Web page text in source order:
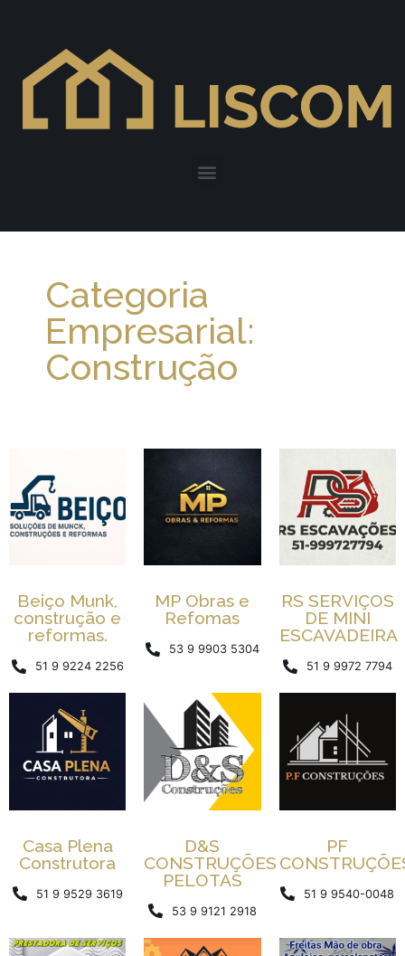
Categoria
Empresarial:
Construção
Beiço Munk,
construção e
reformas.
51 9 9224 2256
MP Obras e
Refomas
53 9 9903 5304
RS SERVIÇOS
DE MINI
ESCAVADEIRA
51 9 9972 7794
Casa Plena
Construtora
51 9 9529 3619
D&S
CONSTRUÇÕES
PELOTAS
53 9 9121 2918
PF
51 9 9540-0048